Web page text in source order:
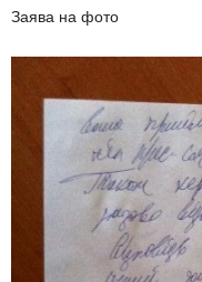
Заява на фото